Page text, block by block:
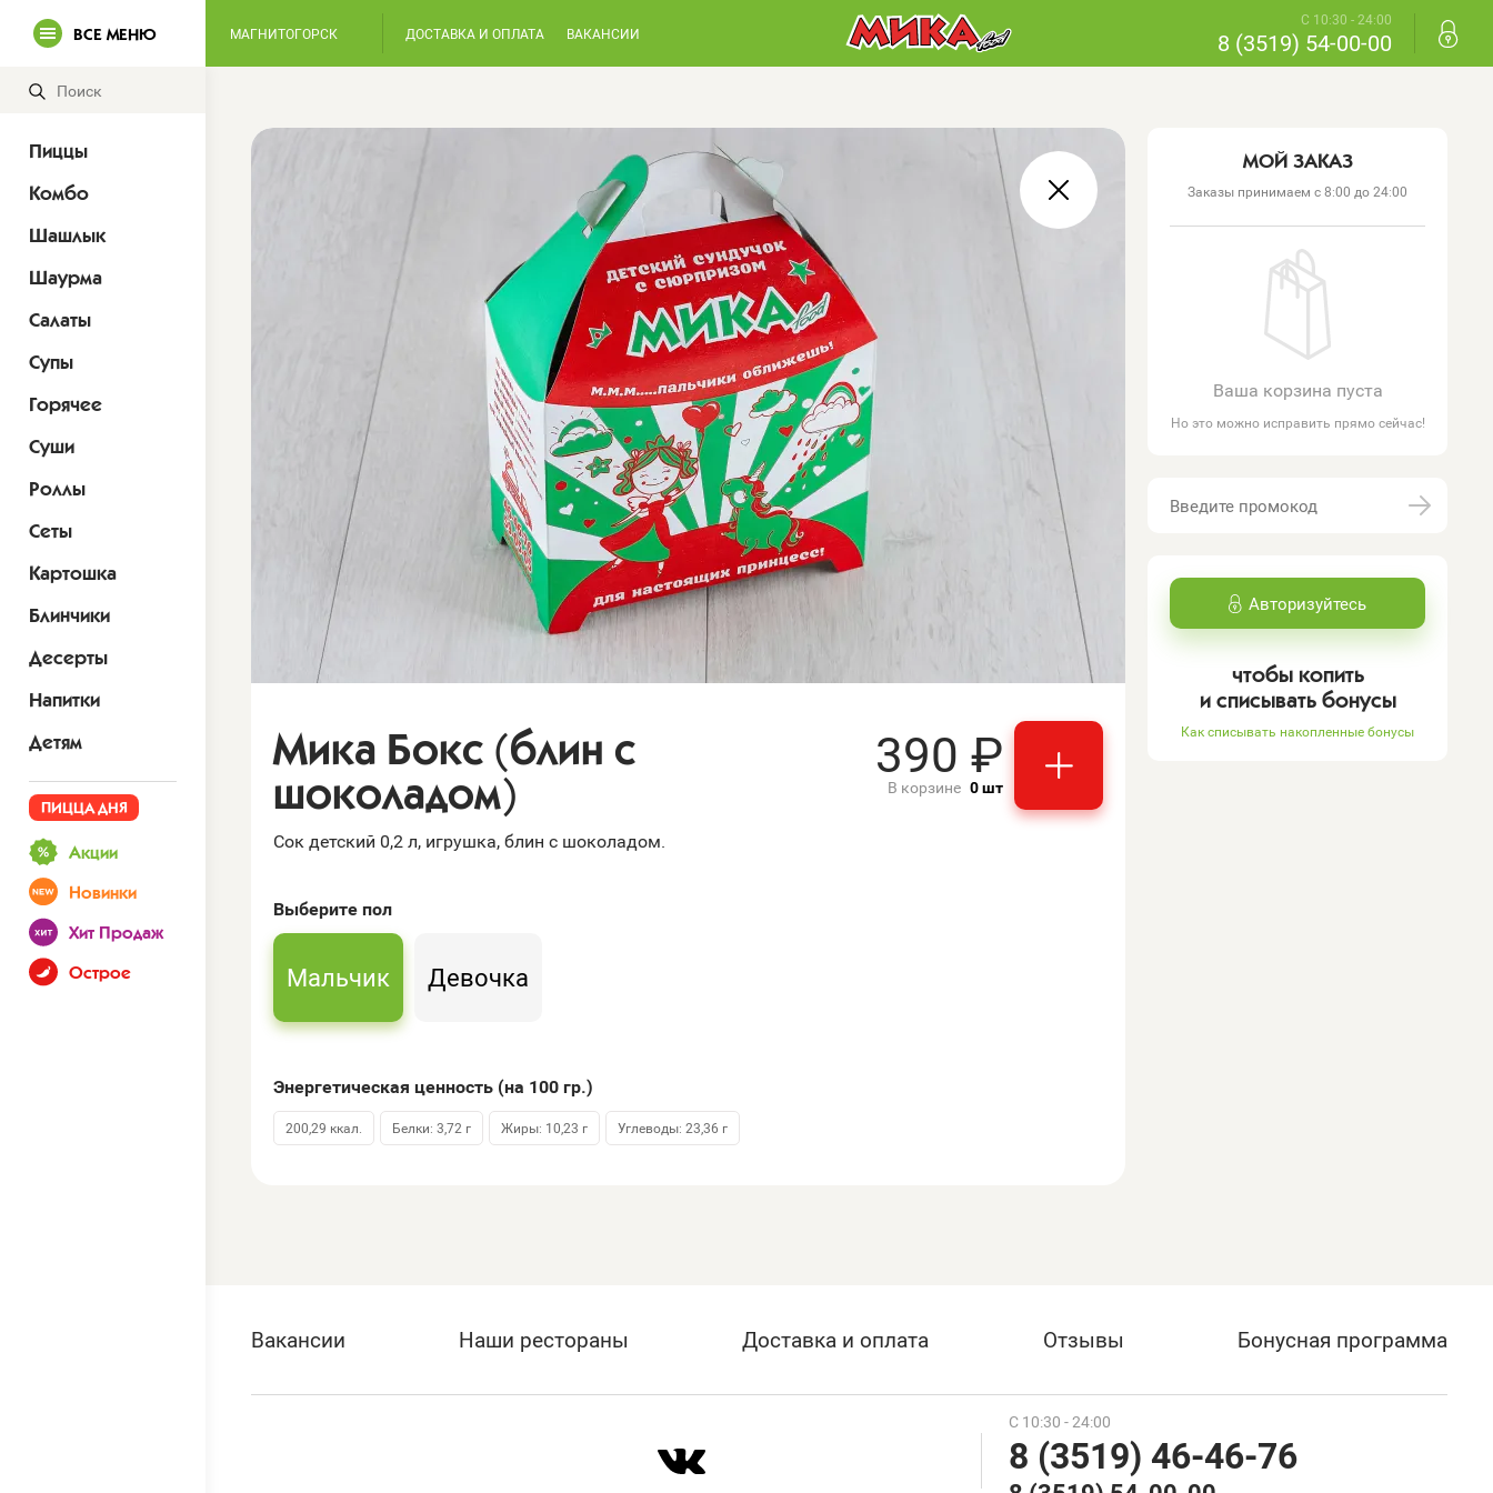
Пиццы
Комбо
Шашлык
Шаурма
Салаты
Супы
Горячее
Суши
Роллы
Сеты
Картошка
Блинчики
Десерты
Напитки
Детям
ПИЦЦА ДНЯ
Акции
Новинки
Хит Продаж
Острое
ВСЕ МЕНЮ МАГНИТОГОРСК ДОСТАВКА И ОПЛАТА ВАКАНСИИ
С 10:30 - 24:00
8 (3519) 54-00-00
Мика Бокс (блин с
шоколадом)
Сок детский 0,2 л, игрушка, блин с шоколадом.
390 ₽
В корзине 0шт
Выберитепол
Мальчик Девочка
Энергетическая ценность (на 100гр.)
200,29 ккал. Белки: 3,72 г Жиры: 10,23 г Углеводы: 23,36 г
МОЙ ЗАКАЗ
Заказы принимаем с 8:00 до 24:00
Ваша корзина пуста
Но это можно исправить прямо сейчас!
Авторизуйтесь
чтобы копить
и списывать бонусы
Как списывать накопленные бонусы
Вакансии Наши рестораны Доставка и оплата Отзывы Бонусная программа
С 10:30 - 24:00
8 (3519) 46-46-76